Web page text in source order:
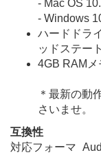
- Mac OS
- Windows
ハードドラ
ッドステー
4GB RAMメ
＊最新の動
さいませ。
互換性
対応フォーマ